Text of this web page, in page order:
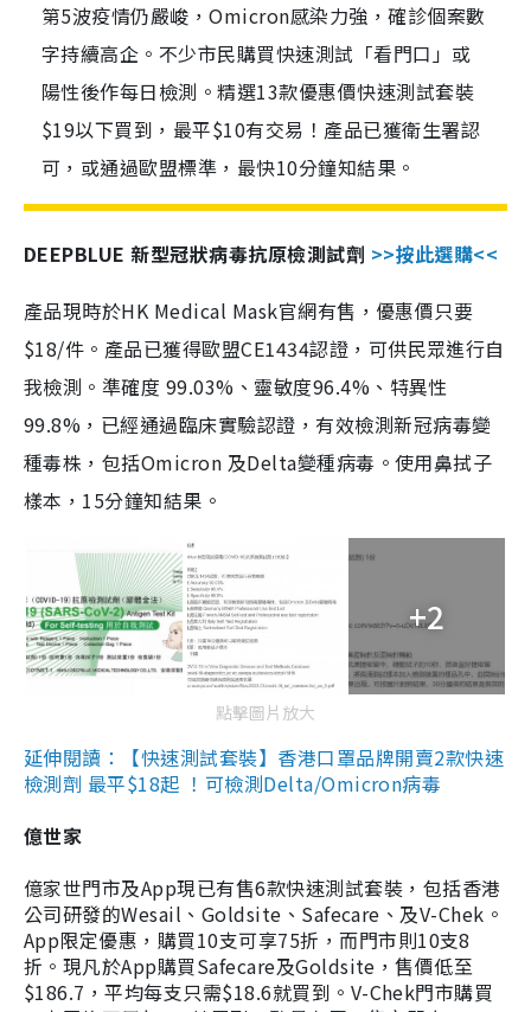
第5波疫情仍嚴峻，Omicron感染力強，確診個案數
字持續高企。不少市民購買快速測試「看門口」或
陽性後作每日檢測。精選13款優惠價快速測試套裝
$19以下買到，最平$10有交易！產品已獲衛生署認
可，或通過歐盟標準，最快10分鐘知結果。
DEEPBLUE 新型冠狀病毒抗原檢測試劑 >>按此選購<<
產品現時於HK Medical Mask官網有售，優惠價只要
$18/件。產品已獲得歐盟CE1434認證，可供民眾進行自
我檢測。準確度 99.03%、靈敏度96.4%、特異性
99.8%，已經通過臨床實驗認證，有效檢測新冠病毒變
種毒株，包括Omicron 及Delta變種病毒。使用鼻拭子
樣本，15分鐘知結果。
+2
點擊圖片放大
延伸閱讀：【快速測試套裝】香港口罩品牌開賣2款快速
檢測劑 最平$18起 ！可檢測Delta/Omicron病毒
億世家
億家世門市及App現已有售6款快速測試套裝，包括香港
公司研發的Wesail、Goldsite、Safecare、及V-Chek。
App限定優惠，購買10支可享75折，而門市則10支8
折。現凡於App購買Safecare及Goldsite，售價低至
$186.7，平均每支只需$18.6就買到。V-Chek門市購買